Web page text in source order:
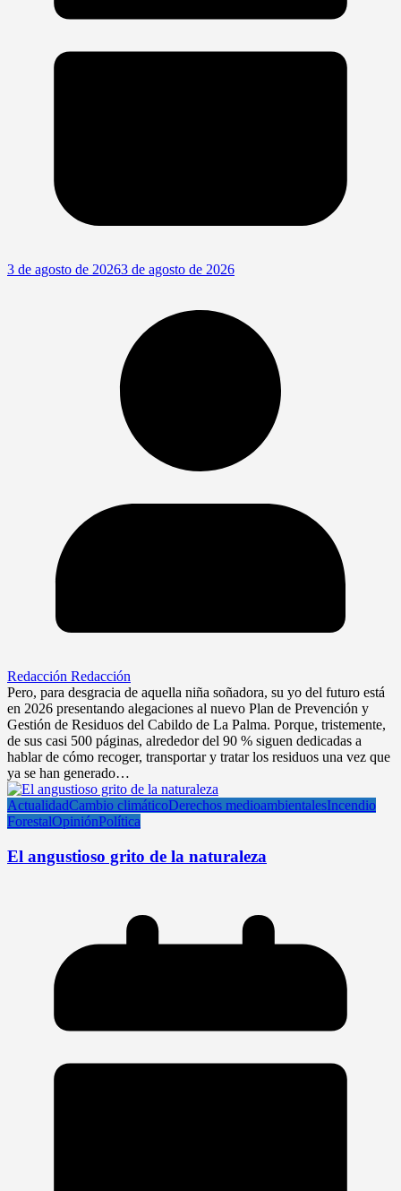
3 de agosto de 20263 de agosto de 2026
Redacción Redacción
Pero, para desgracia de aquella niña soñadora, su yo del futuro está
en 2026 presentando alegaciones al nuevo Plan de Prevención y
Gestión de Residuos del Cabildo de La Palma. Porque, tristemente,
de sus casi 500 páginas, alrededor del 90 % siguen dedicadas a
hablar de cómo recoger, transportar y tratar los residuos una vez que
ya se han generado…
ActualidadCambio climáticoDerechos medioambientalesIncendio
ForestalOpiniónPolítica
El angustioso grito de la naturaleza